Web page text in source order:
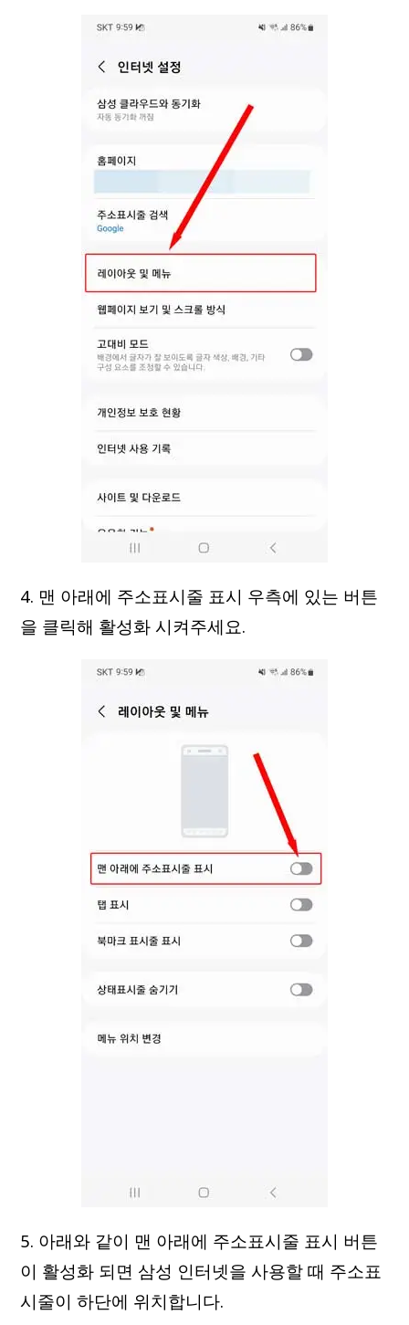
4. 맨 아래에 주소표시줄 표시 우측에 있는 버튼
을 클릭해 활성화 시켜주세요.
5. 아래와 같이 맨 아래에 주소표시줄 표시 버튼
이 활성화 되면 삼성 인터넷을 사용할 때 주소표
시줄이 하단에 위치합니다.